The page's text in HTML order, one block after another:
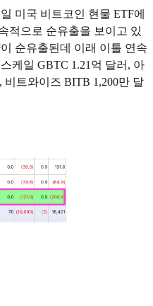
미국 비트코인 현물 ETF에
적으로 순유출을 보이고 있
순유출된데 이래 이틀 연속
케일 GBTC 1.21억 달러, 아
비트와이즈 BITB 1,200만 달